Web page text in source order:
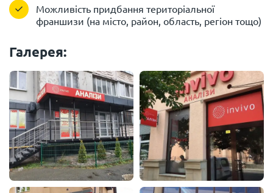
Можливість придбання територіальної
франшизи (на місто, район, область, регіон тощо)
Галерея: